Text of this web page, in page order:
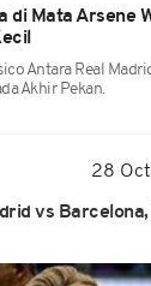
di Mata Arsene
Antara Real
Akhir Pekan.
28
vs